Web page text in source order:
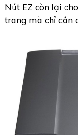
Nút EZ còn lại
trang mà chỉ cần